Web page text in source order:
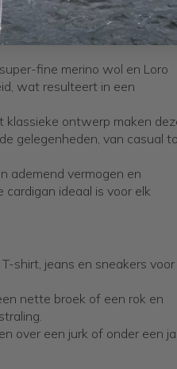
is.
fine merino wol en Loro
wat resulteert in een
klassieke ontwerp maken
gelegenheden, van casual
ademend vermogen en
ideaal is voor elk
shirt, jeans en sneakers voor
nette broek of een rok en
over een jurk of onder een